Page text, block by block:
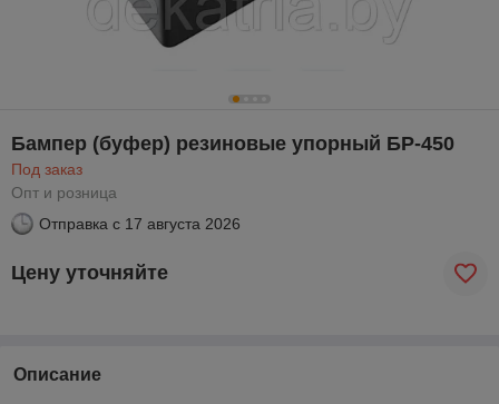
Бампер (буфер) резиновые упорный БР-450
Под заказ
Опт и розница
Отправка с 17 августа 2026
Цену уточняйте
Описание